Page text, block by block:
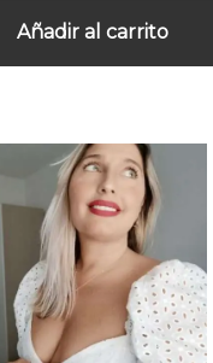
Añadir al carrito